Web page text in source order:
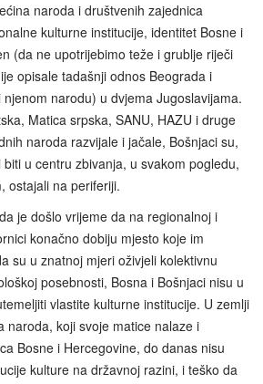
naroda i društvenih zajednica
kulturne institucije, identitet Bosne i
(da ne upotrijebimo teže i grublje riječi
opisale tadašnji odnos Beograda i
narodu) u dvjema Jugoslavijama.
Matica srpska, SANU, HAZU i druge
naroda razvijale i jačale, Bošnjaci su,
u centru zbivanja, u svakom pogledu,
ostajali na periferiji.
je došlo vrijeme da na regionalnoj i
konačno dobiju mjesto koje im
su u znatnoj mjeri oživjeli kolektivnu
posebnosti, Bosna i Bošnjaci nisu u
vlastite kulturne institucije. U zemlji
naroda, koji svoje matice nalaze i
Bosne i Hercegovine, do danas nisu
kulture na državnoj razini, i teško da